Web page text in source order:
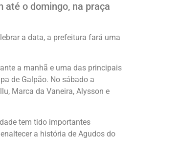
o domingo, na praça
a data, a prefeitura fará uma
a manhã e uma das principais
de Galpão. No sábado a
Marca da Vaneira, Alysson e
tem tido importantes
a história de Agudos do